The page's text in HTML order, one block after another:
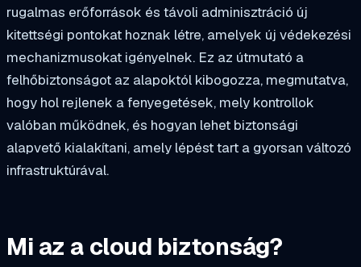
rugalmas erőforrások és távoli adminisztráció új
kitettségi pontokat hoznak létre, amelyek új védekezési
mechanizmusokat igényelnek. Ez az útmutató a
felhőbiztonságot az alapoktól kibogozza, megmutatva,
hogy hol rejlenek a fenyegetések, mely kontrollok
valóban működnek, és hogyan lehet biztonsági
alapvető kialakítani, amely lépést tart a gyorsan változó
infrastruktúrával.
Mi az a cloud biztonság?